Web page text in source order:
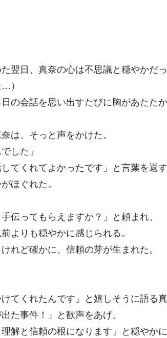
翌日、真奈の心は不思議と穏やかだっ
）
の会話を思い出すたびに胸があたたか
は、そっと声をかけた。
した」
てくれてよかったです」と言葉を返す
ほぐれた。
伝ってもらえますか？」と頼まれ、
よりも穏やかに感じられる。
れど確かに、信頼の芽が生まれた。
てくれたんです」と嬉しそうに語る真
た事件！」と歓声をあげ、
解と信頼の根になります」と穏やかに